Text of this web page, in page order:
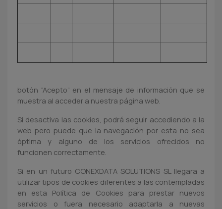
botón “Acepto” en el mensaje de información que se
muestra al acceder a nuestra página web.
Si desactiva las cookies, podrá seguir accediendo a la
web pero puede que la navegación por esta no sea
óptima y alguno de los servicios ofrecidos no
funcionen correctamente.
Si en un futuro CONEXDATA SOLUTIONS SL llegara a
utilizar tipos de cookies diferentes a las contempladas
en esta Política de Cookies para prestar nuevos
servicios o fuera necesario adaptarla a nuevas